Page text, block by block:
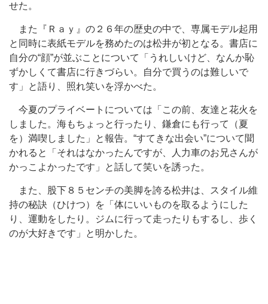
せた。
また『Ｒａｙ』の２６年の歴史の中で、専属モデル起用
と同時に表紙モデルを務めたのは松井が初となる。書店に
自分の“顔”が並ぶことについて「うれしいけど、なんか恥
ずかしくて書店に行きづらい。自分で買うのは難しいで
す」と語り、照れ笑いを浮かべた。
今夏のプライベートについては「この前、友達と花火を
しました。海もちょっと行ったり、鎌倉にも行って（夏
を）満喫しました」と報告。“すてきな出会い”について聞
かれると「それはなかったんですが、人力車のお兄さんが
かっこよかったです」と話して笑いを誘った。
また、股下８５センチの美脚を誇る松井は、スタイル維
持の秘訣（ひけつ）を「体にいいものを取るようにした
り、運動をしたり。ジムに行って走ったりもするし、歩く
のが大好きです」と明かした。